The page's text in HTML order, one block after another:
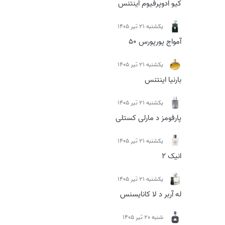
کیو ادوپرفیوم اینتنس
يكشنبه 21 تیر 1405
آمواج پورپورس 50
يكشنبه 21 تیر 1405
بارنیا اینتنس
يكشنبه 21 تیر 1405
پارفومز د مارلی کستلی
يكشنبه 21 تیر 1405
انیک 2
يكشنبه 21 تیر 1405
له آربر د لا کانایسنس
شنبه 20 تیر 1405